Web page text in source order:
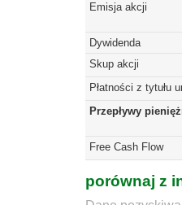
Emisja akcji
Dywidenda
Skup akcji
Płatności z tytułu
Przepływy
Free Cash Flow
porównaj z